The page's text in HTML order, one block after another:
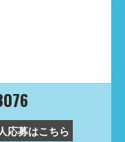
応募はこちら